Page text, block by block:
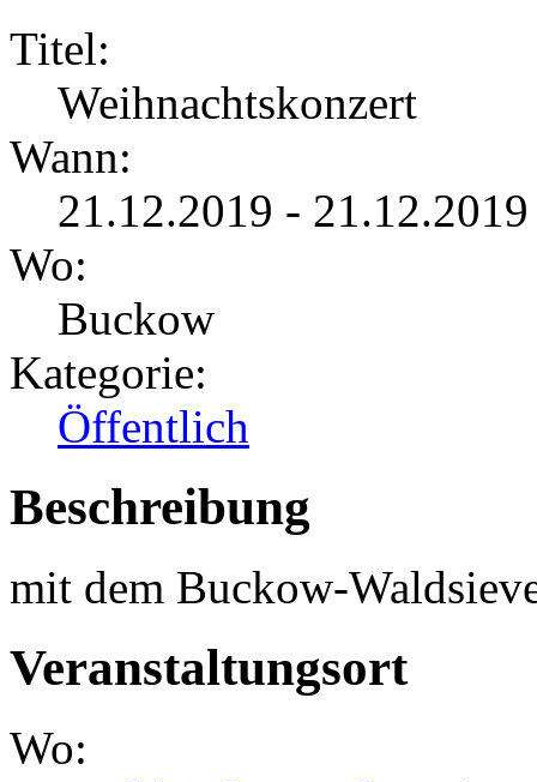
Titel:
Weihnachtskonzert
Wann:
21.12.2019 -
Wo:
Buckow
Kategorie:
Öffentlich
Beschreibung
mit dem Buckow-
Veranstaltungsort
Wo: